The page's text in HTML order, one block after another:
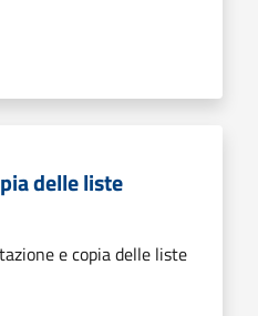
delle liste
e copia delle liste